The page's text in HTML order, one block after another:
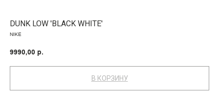
DUNK LOW 'BLACK WHITE'
NIKE
9990,00 р.
В КОРЗИНУ